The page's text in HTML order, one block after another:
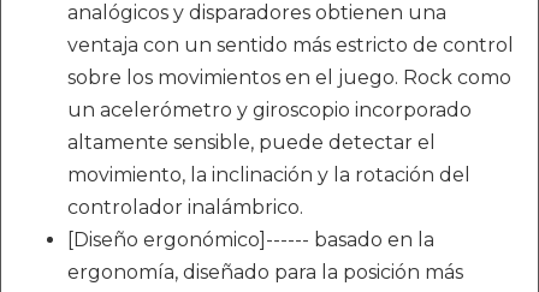
analógicos y disparadores obtienen una
ventaja con un sentido más estricto de control
sobre los movimientos en el juego. Rock como
un acelerómetro y giroscopio incorporado
altamente sensible, puede detectar el
movimiento, la inclinación y la rotación del
controlador inalámbrico.
[Diseño ergonómico]------ basado en la
ergonomía, diseñado para la posición más